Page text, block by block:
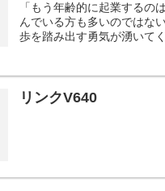
「もう年齢的に起業する
んでいる方も多いのではな
歩を踏み出す勇気が湧いて
リンクV640